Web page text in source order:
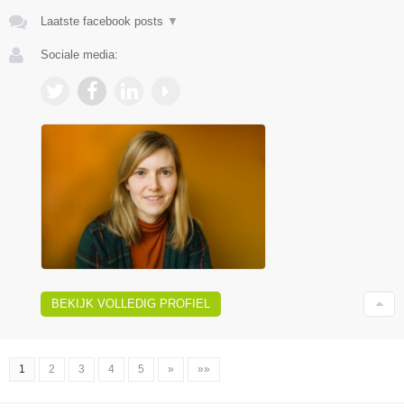
Laatste facebook posts ▼
Sociale media:
BEKIJK VOLLEDIG PROFIEL
1 2 3 4 5 » »»